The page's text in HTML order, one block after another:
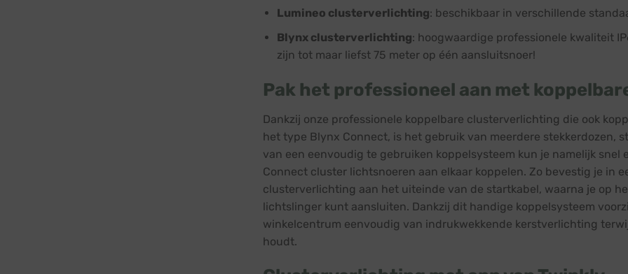
Lumineo clusterverlichting: beschikbaar in verschillende
Blynx clusterverlichting: hoogwaardige professionele kwaliteit
zijn tot maar liefst 75 meter op één aansluitsnoer!
Pak het professioneel aan met
Dankzij onze professionele koppelbare clusterverlichting die ook
het type Blynx Connect, is het gebruik van meerdere stekkerdozen,
van een eenvoudig te gebruiken koppelsysteem kun je namelijk
Connect cluster lichtsnoeren aan elkaar koppelen. Zo bevestig je in
clusterverlichting aan het uiteinde van de startkabel, waarna je op
lichtslinger kunt aansluiten. Dankzij dit handige koppelsysteem
winkelcentrum eenvoudig van indrukwekkende kerstverlichting
houdt.